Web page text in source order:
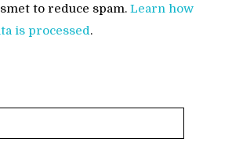
to reduce spam. Learn how
is processed.